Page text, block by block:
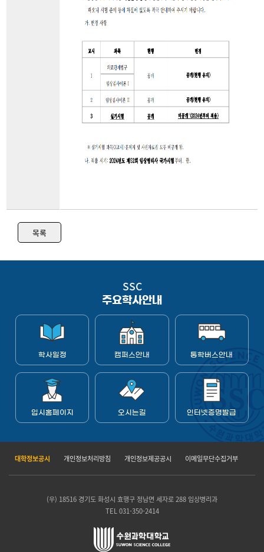
목록
SSC
주요학사안내
학사일정 캠퍼스안내 통학버스안내
입시홈페이지 오시는길 인터넷증명발급
대학정보공시 개인정보처리방침 개인정보제공공시 이메일무단수집거부
(우) 18516 경기도 화성시 효행구 정남면 세자로 288 임상병리과
TEL 031-350-2414